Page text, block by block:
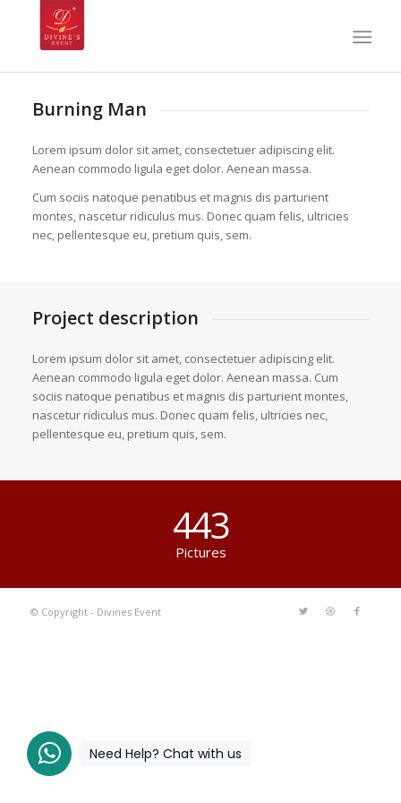
Burning Man
Lorem ipsum dolor sit amet, consectetuer adipiscing elit.
Aenean commodo ligula eget dolor. Aenean massa.
Cum sociis natoque penatibus et magnis dis parturient
montes, nascetur ridiculus mus. Donec quam felis, ultricies
nec, pellentesque eu, pretium quis, sem.
Project description
Lorem ipsum dolor sit amet, consectetuer adipiscing elit.
Aenean commodo ligula eget dolor. Aenean massa. Cum
sociis natoque penatibus et magnis dis parturient montes,
nascetur ridiculus mus. Donec quam felis, ultricies nec,
pellentesque eu, pretium quis, sem.
443
Pictures
© Copyright - Divines Event
Need Help? Chat with us